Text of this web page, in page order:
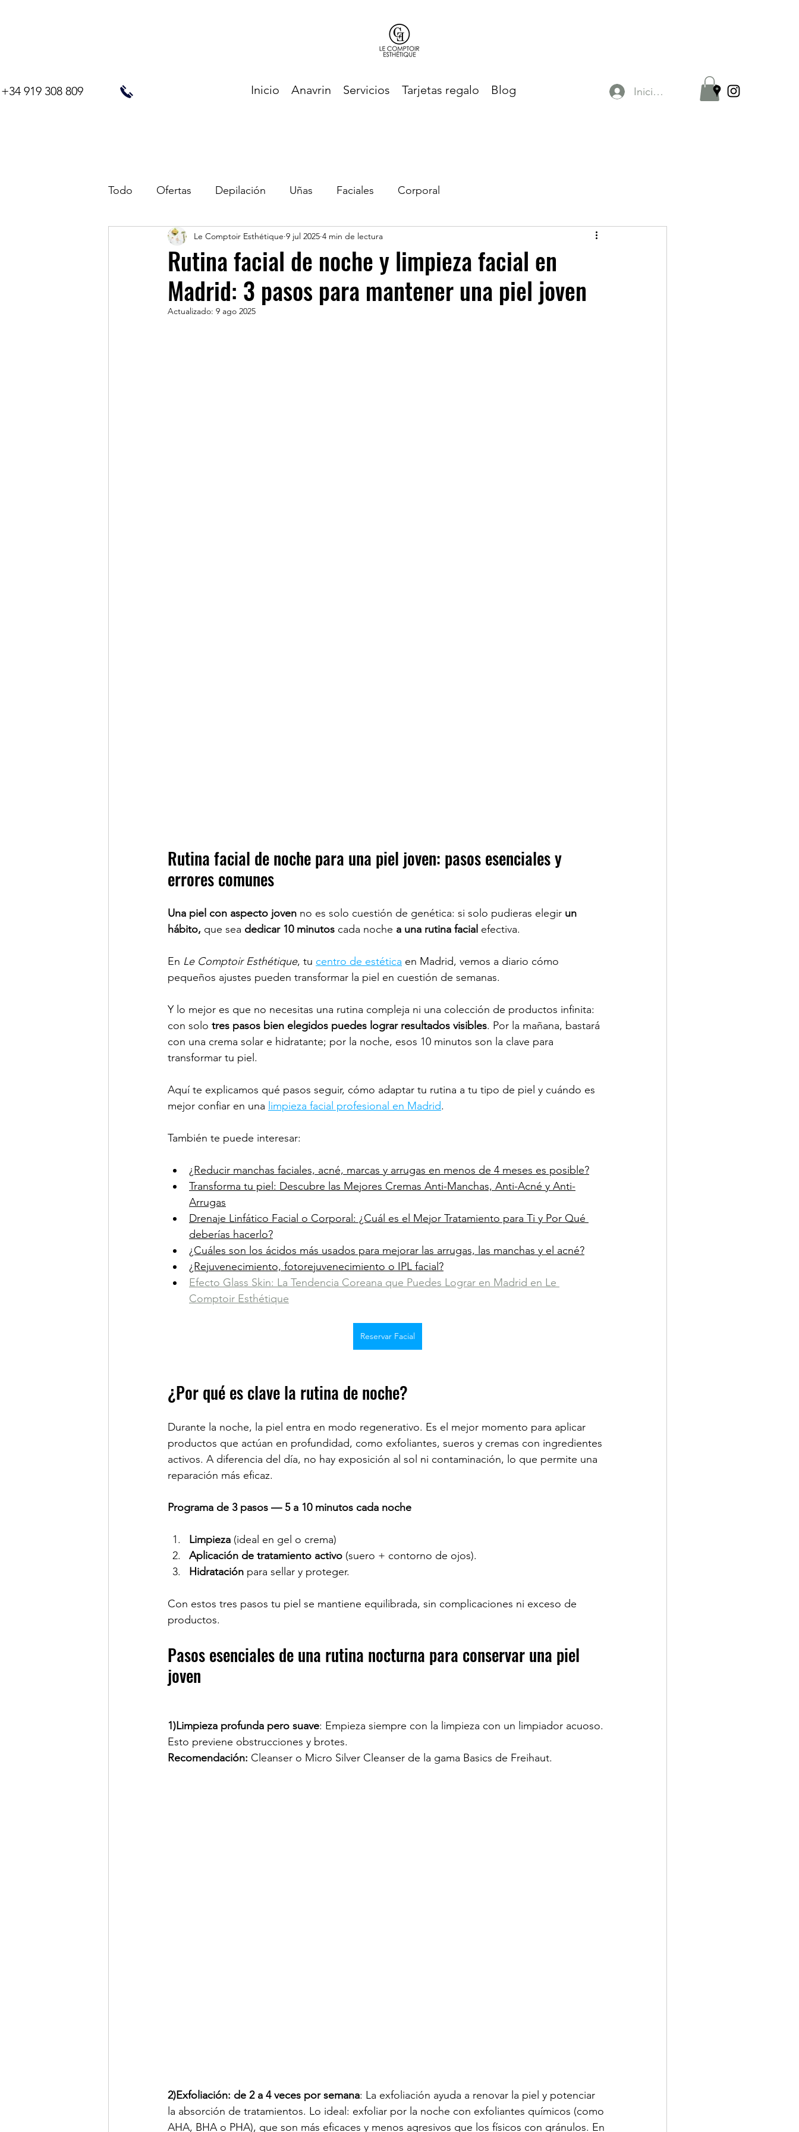
+34 919 308 809 Inicio Anavrin Servicios Tarjetas regalo Blog Iniciar sesión
Todo Ofertas Depilación Uñas Faciales Corporal
Rutina facial de noche y limpieza facial en
Madrid: 3 pasos para mantener una piel joven
Le Comptoir Esthétique 9 jul 2025 4 min de lectura
Actualizado: 9 ago 2025
Rutina facial de noche para una piel joven: pasos esenciales y
errores comunes
Una piel con aspecto joven no es solo cuestión de genética: si solo pudieras elegir un
hábito, que sea dedicar 10 minutos cada noche a una rutina facial efectiva.
En Le Comptoir Esthétique, tu centro de estética en Madrid, vemos a diario cómo
pequeños ajustes pueden transformar la piel en cuestión de semanas.
Y lo mejor es que no necesitas una rutina compleja ni una colección de productos infinita:
con solo tres pasos bien elegidos puedes lograr resultados visibles. Por la mañana, bastará
con una crema solar e hidratante; por la noche, esos 10 minutos son la clave para
transformar tu piel.
Aquí te explicamos qué pasos seguir, cómo adaptar tu rutina a tu tipo de piel y cuándo es
mejor confiar en una limpieza facial profesional en Madrid.
También te puede interesar:
¿Reducir manchas faciales, acné, marcas y arrugas en menos de 4 meses es posible?
Transforma tu piel: Descubre las Mejores Cremas Anti-Manchas, Anti-Acné y Anti-
Arrugas
Drenaje Linfático Facial o Corporal: ¿Cuál es el Mejor Tratamiento para Ti y Por Qué
deberías hacerlo?
¿Cuáles son los ácidos más usados para mejorar las arrugas, las manchas y el acné?
¿Rejuvenecimiento, fotorejuvenecimiento o IPL facial?
Efecto Glass Skin: La Tendencia Coreana que Puedes Lograr en Madrid en Le
Comptoir Esthétique
Reservar Facial
¿Por qué es clave la rutina de noche?
Durante la noche, la piel entra en modo regenerativo. Es el mejor momento para aplicar
productos que actúan en profundidad, como exfoliantes, sueros y cremas con ingredientes
activos. A diferencia del día, no hay exposición al sol ni contaminación, lo que permite una
reparación más eficaz.
Programa de 3 pasos — 5 a 10 minutos cada noche
Limpieza (ideal en gel o crema)
Aplicación de tratamiento activo (suero + contorno de ojos).
Hidratación para sellar y proteger.
Con estos tres pasos tu piel se mantiene equilibrada, sin complicaciones ni exceso de
productos.
Pasos esenciales de una rutina nocturna para conservar una piel
joven
1)Limpieza profunda pero suave: Empieza siempre con la limpieza con un limpiador acuoso.
Esto previene obstrucciones y brotes.
Recomendación: Cleanser o Micro Silver Cleanser de la gama Basics de Freihaut.
2)Exfoliación: de 2 a 4 veces por semana: La exfoliación ayuda a renovar la piel y potenciar
la absorción de tratamientos. Lo ideal: exfoliar por la noche con exfoliantes químicos (como
AHA, BHA o PHA), que son más eficaces y menos agresivos que los físicos con gránulos. En